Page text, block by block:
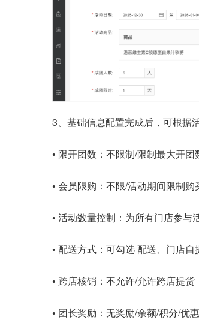
3、基础信息配置完成后，可根据
• 限开团数：不限制/限制最大开团
• 会员限购：不限/活动期间限制购
• 活动数量控制：为所有门店参与
• 配送方式：可勾选 配送、门店
• 跨店核销：不允许/允许跨店提货
• 团长奖励：无奖励/余额/积分/优